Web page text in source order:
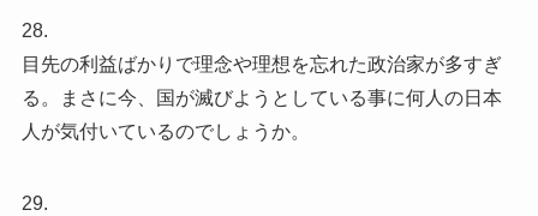
28.
目先の利益ばかりで理念や理想を忘れた政治家が多すぎ
る。まさに今、国が滅びようとしている事に何人の日本
人が気付いているのでしょうか。
29.